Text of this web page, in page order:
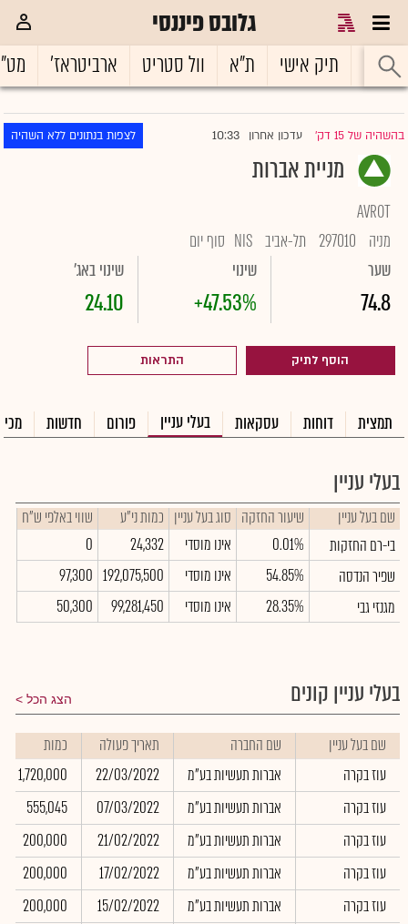
גלובס פיננסי
ראשי תיק אישי ת"א וול סטריט ארביטראז'
בהשהיה של 15 דק' |עדכון אחרון 10:33 לצפות בנתונים ללא השהיה
מניית אברות
AVROT
מניה
297010 תל-אביב NIS סוף יום
שער
74.8
שינוי
+47.53%
שינוי באג'
24.10
הוסף לתיק התראות
תמצית דוחות עסקאות בעלי עניין פורום חדשות
בעלי עניין
שם בעל עניין שיעור החזקה סוג בעל עניין כמות ני"ע
שווי באלפי ש"ח
בי-רם החזקות
0.01% אינו מוסדי 24,332
0
שפיר הנדסה
54.85% אינו מוסדי 192,075,500
97,300
מגנזי גבי
28.35% אינו מוסדי 99,281,450
50,300
בעלי עניין קונים הצג הכל
שם בעל עניין שם החברה תאריך פעולה
כמות
עוז בקרה
אברות תעשיות בע"מ 22/03/2022
1,720,000
עוז בקרה
אברות תעשיות בע"מ 07/03/2022
555,045
עוז בקרה
אברות תעשיות בע"מ 21/02/2022
200,000
עוז בקרה
אברות תעשיות בע"מ 17/02/2022
200,000
עוז בקרה
אברות תעשיות בע"מ 15/02/2022
200,000